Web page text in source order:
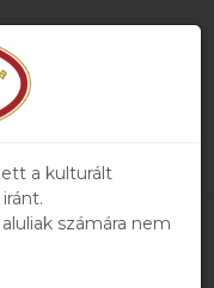
a kulturált
számára nem